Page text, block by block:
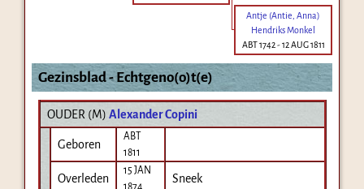
Antje (Antie, Anna)
Hendriks Monkel
ABT 1742-12 AUG 1811
Gezinsblad - Echtgeno(o)t(e)
OUDER (M) Alexander Copini
Geboren
ABT
1811
Overleden
15 JAN
1874
Sneek